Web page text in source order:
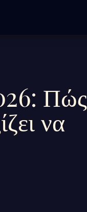
Πώς
να